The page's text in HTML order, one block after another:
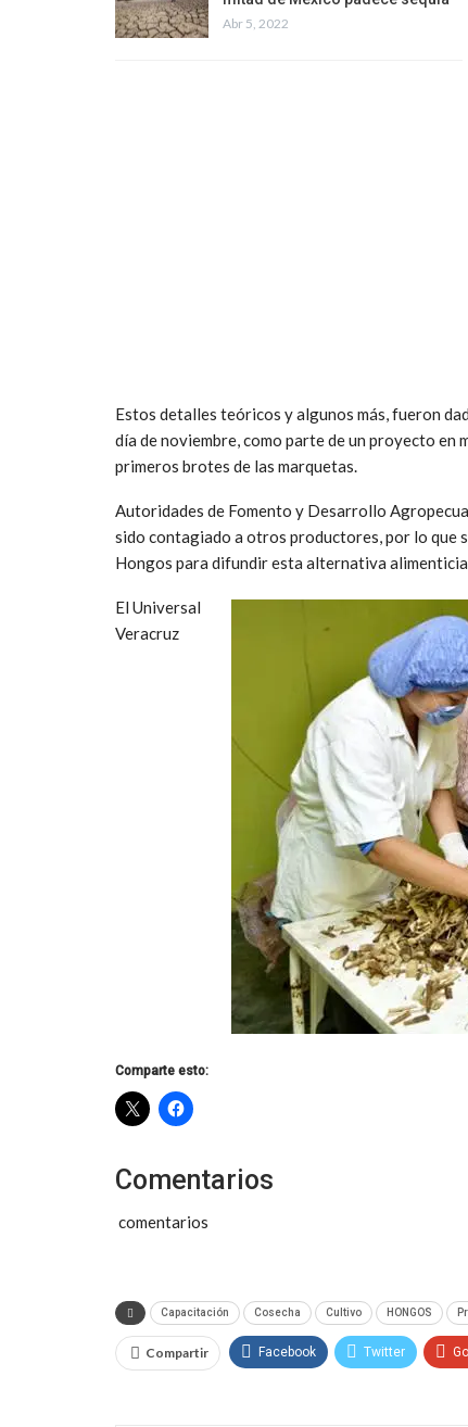
Abr 5, 2022
Estos detalles teóricos y algunos más, fueron
día de noviembre, como parte de un proyecto en
primeros brotes de las marquetas.
Autoridades de Fomento y Desarrollo
sido contagiado a otros productores, por lo que
Hongos para difundir esta alternativa
El Universal
Veracruz
Comparte esto:
Comentarios
comentarios
Capacitación Cosecha Cultivo HONGOS
Compartir Facebook Twitter